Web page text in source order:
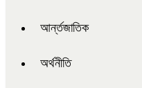
আর্ন্তজাতিক
অর্থনীতি